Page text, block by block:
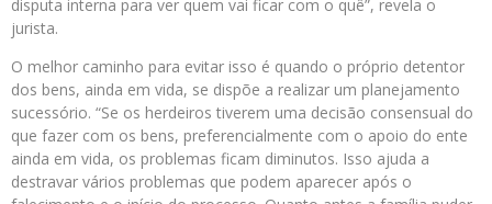
disputa interna para ver quem vai ficar com o quê”, revela o
jurista.
O melhor caminho para evitar isso é quando o próprio detentor
dos bens, ainda em vida, se dispõe a realizar um planejamento
sucessório. “Se os herdeiros tiverem uma decisão consensual do
que fazer com os bens, preferencialmente com o apoio do ente
ainda em vida, os problemas ficam diminutos. Isso ajuda a
destravar vários problemas que podem aparecer após o